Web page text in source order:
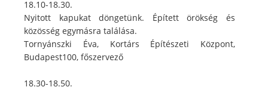
18.10-18.30.
Nyitott kapukat döngetünk. Épített örökség és
közösség egymásra találása.
Tornyánszki Éva, Kortárs Építészeti Központ,
Budapest100, főszervező
18.30-18.50.